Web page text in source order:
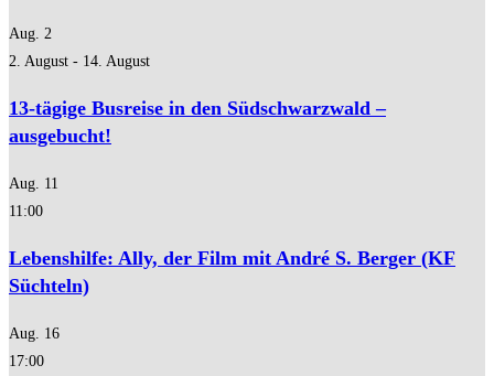
Aug. 2
2. August - 14. August
13-tägige Busreise in den Südschwarzwald –
ausgebucht!
Aug. 11
11:00
Lebenshilfe: Ally, der Film mit André S. Berger (KF
Süchteln)
Aug. 16
17:00